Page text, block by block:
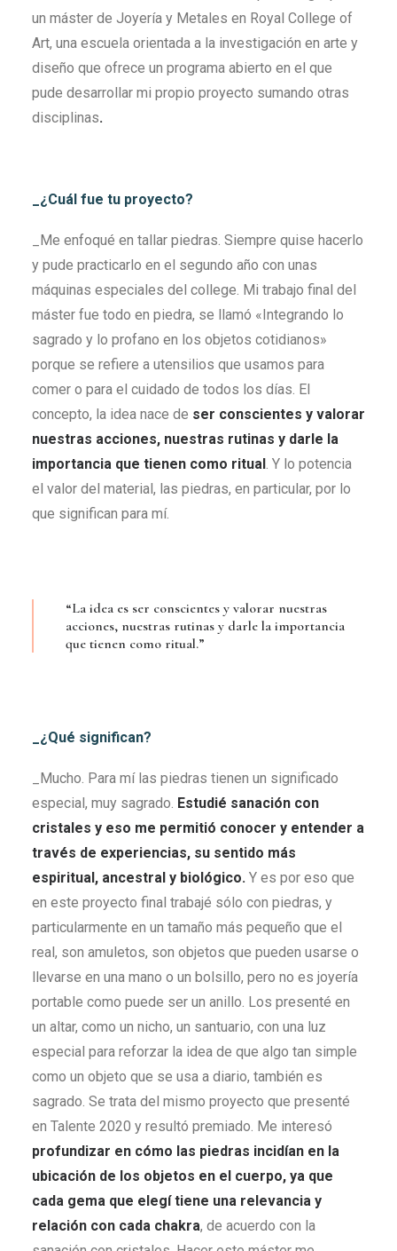
un máster de Joyería y Metales en Royal College of
Art, una escuela orientada a la investigación en arte y
diseño que ofrece un programa abierto en el que
pude desarrollar mi propio proyecto sumando otras
disciplinas.
_¿Cuál fue tu proyecto?
_Me enfoqué en tallar piedras. Siempre quise hacerlo
y pude practicarlo en el segundo año con unas
máquinas especiales del college. Mi trabajo final del
máster fue todo en piedra, se llamó «Integrando lo
sagrado y lo profano en los objetos cotidianos»
porque se refiere a utensilios que usamos para
comer o para el cuidado de todos los días. El
concepto, la idea nace de ser conscientes y valorar
nuestras acciones, nuestras rutinas y darle la
importancia que tienen como ritual. Y lo potencia
el valor del material, las piedras, en particular, por lo
que significan para mí.
“La idea es ser conscientes y valorar nuestras
acciones, nuestras rutinas y darle la importancia
que tienen como ritual.”
_¿Qué significan?
_Mucho. Para mí las piedras tienen un significado
especial, muy sagrado. Estudié sanación con
cristales y eso me permitió conocer y entender a
través de experiencias, su sentido más
espiritual, ancestral y biológico. Y es por eso que
en este proyecto final trabajé sólo con piedras, y
particularmente en un tamaño más pequeño que el
real, son amuletos, son objetos que pueden usarse o
llevarse en una mano o un bolsillo, pero no es joyería
portable como puede ser un anillo. Los presenté en
un altar, como un nicho, un santuario, con una luz
especial para reforzar la idea de que algo tan simple
como un objeto que se usa a diario, también es
sagrado. Se trata del mismo proyecto que presenté
en Talente 2020 y resultó premiado. Me interesó
profundizar en cómo las piedras incidían en la
ubicación de los objetos en el cuerpo, ya que
cada gema que elegí tiene una relevancia y
relación con cada chakra, de acuerdo con la